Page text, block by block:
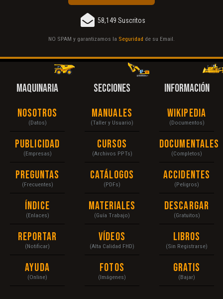
58,149 Suscritos
NO SPAM y garantizamos la Seguridad de su Email.
MAQUINARIA
Nosotros
(Datos)
Publicidad
(Empresas)
Preguntas
(Frecuentes)
Índice
(Enlaces)
Reportar
(Notificar)
Ayuda
(Online)
SECCIONES
Manuales
(Taller y Usuario)
Cursos
(Archivos PPTs)
Catálogos
(PDFs)
Materiales
(Guía Trabajo)
Vídeos
(Alta Calidad FHD)
Fotos
(Imágenes)
INFORMACIÓN
Wikipedia
(Documentos)
Documentales
(Completos)
Accidentes
(Peligros)
Descargar
(Gratuitos)
Libros
(Sin Registrarse)
Gratis
(Bajar)